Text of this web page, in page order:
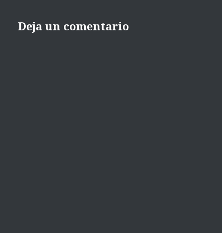
Deja un comentario